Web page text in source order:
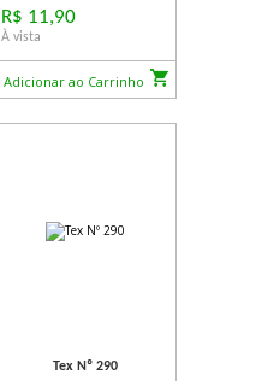
R$ 11,90
À vista
Adicionar ao Carrinho
Tex Nº 290